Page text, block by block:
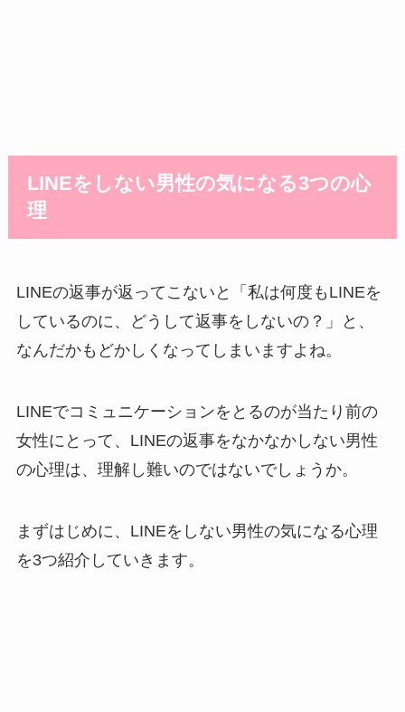
LINEをしない男性の気になる3つの心
理
LINEの返事が返ってこないと「私は何度もLINEを
しているのに、どうして返事をしないの？」と、
なんだかもどかしくなってしまいますよね。
LINEでコミュニケーションをとるのが当たり前の
女性にとって、LINEの返事をなかなかしない男性
の心理は、理解し難いのではないでしょうか。
まずはじめに、LINEをしない男性の気になる心理
を3つ紹介していきます。